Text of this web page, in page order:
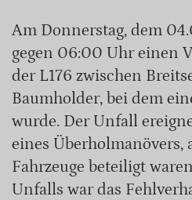
Am Donnerstag, dem
gegen 06:00 Uhr einen
der L176 zwischen
Baumholder, bei dem
wurde. Der Unfall
eines Überholmanövers,
Fahrzeuge beteiligt
Unfalls war das